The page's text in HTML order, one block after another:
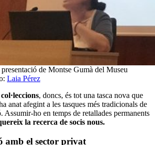
de Montse Gumà del Museu
Laia Pérez
, doncs, és tot una tasca nova que
anat afegint a les tasques més tradicionals de
Assumir-ho en temps de retallades permanents
la recerca de socis nous.
amb el sector privat